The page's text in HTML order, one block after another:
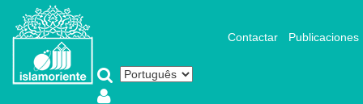
Pular para o conteúdo principal
Contactar Publicaciones